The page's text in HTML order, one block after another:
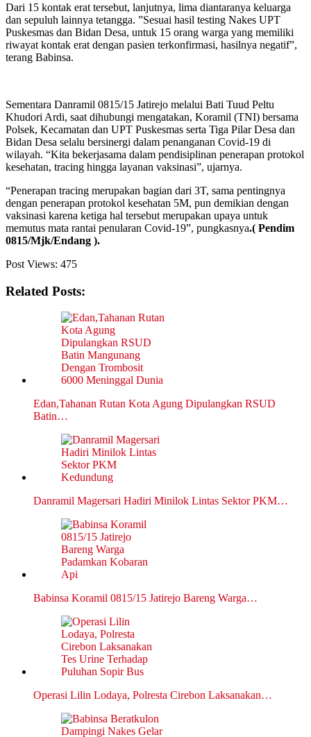
Dari 15 kontak erat tersebut, lanjutnya, lima diantaranya keluarga
dan sepuluh lainnya tetangga. ”Sesuai hasil testing Nakes UPT
Puskesmas dan Bidan Desa, untuk 15 orang warga yang memiliki
riwayat kontak erat dengan pasien terkonfirmasi, hasilnya negatif”,
terang Babinsa.
Sementara Danramil 0815/15 Jatirejo melalui Bati Tuud Peltu
Khudori Ardi, saat dihubungi mengatakan, Koramil (TNI) bersama
Polsek, Kecamatan dan UPT Puskesmas serta Tiga Pilar Desa dan
Bidan Desa selalu bersinergi dalam penanganan Covid-19 di
wilayah. “Kita bekerjasama dalam pendisiplinan penerapan protokol
kesehatan, tracing hingga layanan vaksinasi”, ujarnya.
“Penerapan tracing merupakan bagian dari 3T, sama pentingnya
dengan penerapan protokol kesehatan 5M, pun demikian dengan
vaksinasi karena ketiga hal tersebut merupakan upaya untuk
memutus mata rantai penularan Covid-19”, pungkasnya.( Pendim
0815/Mjk/Endang ).
Post Views: 475
Related Posts:
Edan,Tahanan Rutan Kota Agung Dipulangkan RSUD
Batin…
Danramil Magersari Hadiri Minilok Lintas Sektor PKM…
Babinsa Koramil 0815/15 Jatirejo Bareng Warga…
Operasi Lilin Lodaya, Polresta Cirebon Laksanakan…